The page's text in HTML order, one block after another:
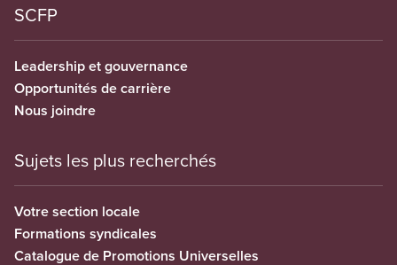
SCFP
Leadership et gouvernance
Opportunités de carrière
Nous joindre
Sujets les plus recherchés
Votre section locale
Formations syndicales
Catalogue de Promotions Universelles